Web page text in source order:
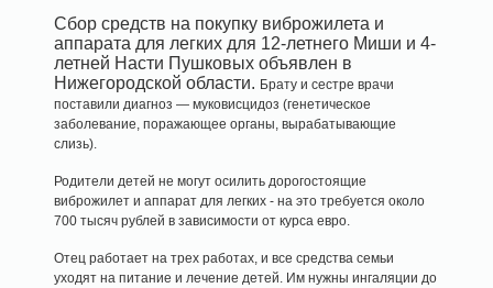
Сбор средств на покупку виброжилета и
аппарата для легких для 12-летнего Миши и 4-
летней Насти Пушковых объявлен в
Нижегородской области. Брату и сестре врачи
поставили диагноз — муковисцидоз (генетическое
заболевание, поражающее органы, вырабатывающие
слизь).
Родители детей не могут осилить дорогостоящие
виброжилет и аппарат для легких - на это требуется около
700 тысяч рублей в зависимости от курса евро.
Отец работает на трех работах, и все средства семьи
уходят на питание и лечение детей. Им нужны ингаляции до